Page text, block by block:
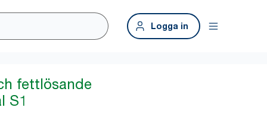
Logga in
fettlösande
S1